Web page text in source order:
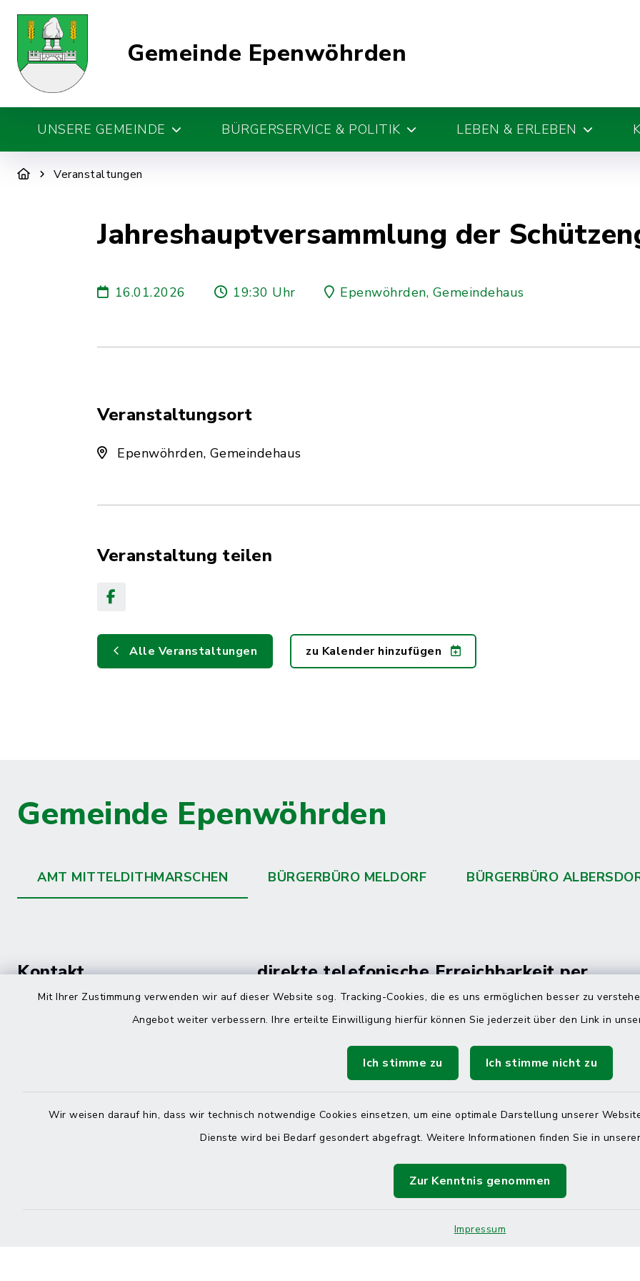
Mit Ihrer Zustimmung verwenden wir auf dieser Website sog. Tracking-Cookies, die es uns ermöglichen besser zu
Angebot weiter verbessern. Ihre erteilte Einwilligung hierfür können Sie jederzeit über den Link in
Ich stimme zu Ich stimme nicht zu
Wir weisen darauf hin, dass wir technisch notwendige Cookies einsetzen, um eine optimale Darstellung unserer
Dienste wird bei Bedarf gesondert abgefragt. Weitere Informationen finden Sie in
Zur Kenntnis genommen
Impressum
Gemeinde Epenwöhrden
UNSERE GEMEINDE BÜRGERSERVICE & POLITIK LEBEN & ERLEBEN
Veranstaltungen
Jahreshauptversammlung der
16.01.2026 19:30 Uhr Epenwöhrden, Gemeindehaus
Veranstaltungsort
Epenwöhrden, Gemeindehaus
Veranstaltung teilen
Alle Veranstaltungen zu Kalender hinzufügen
Gemeinde Epenwöhrden
AMT MITTELDITHMARSCHEN BÜRGERBÜRO MELDORF BÜRGERBÜRO
Kontakt
info@mitteldithmarschen.de
direkte telefonische Erreichbarkeit per
Durchwahl
14:00 Uhr – 16:00 Uhr
08:00 Uhr – 12:00 Uhr
Haben Sie ein dringendes Anliegen, finden aber online
keinen zeitnahen Termin? Rufen Sie uns gerne unter der
Telefonnummer 04832 6065 0 an!